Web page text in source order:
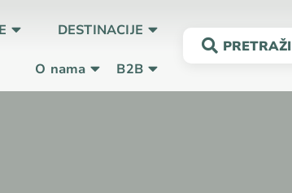
DESTINACIJE
O nama B2B
PRETRAŽI